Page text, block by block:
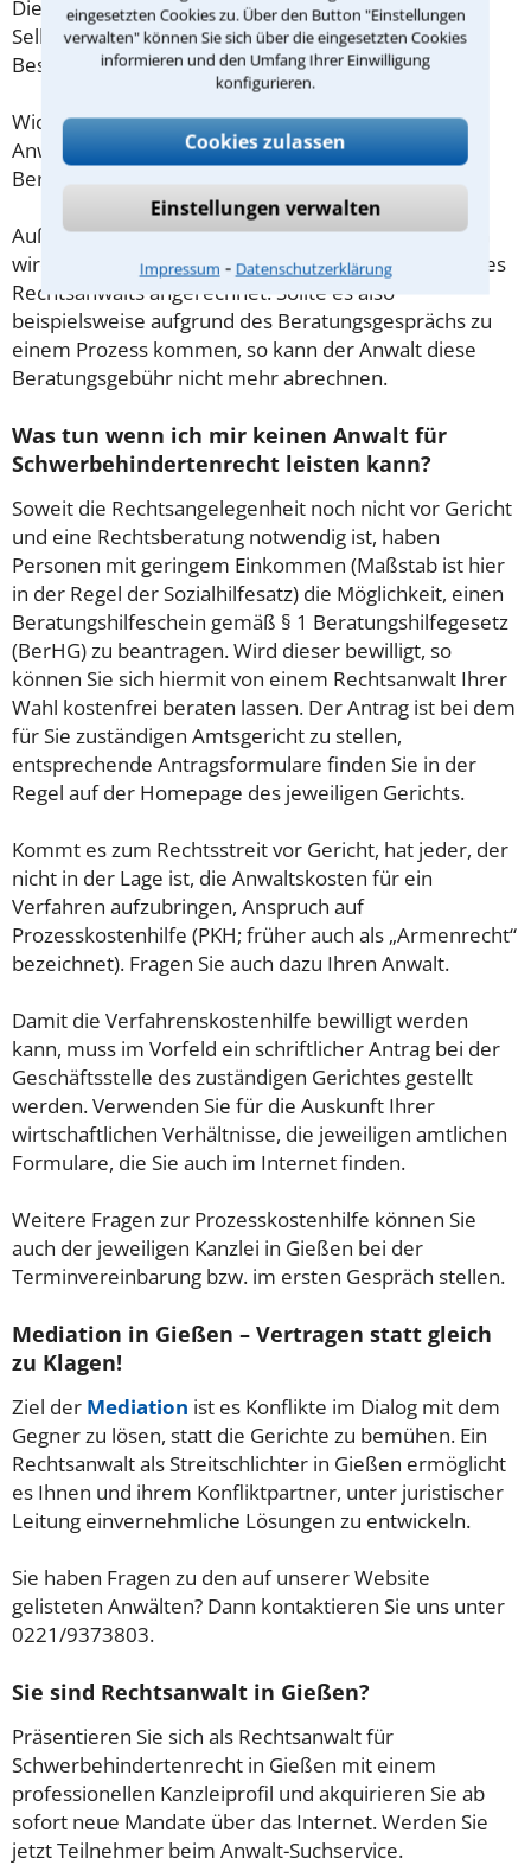
eingesetzten Cookies zu. Über den Button "Einstellungen
verwalten" können Sie sich über die eingesetzten Cookies
informieren und den Umfang Ihrer Einwilligung
konfigurieren.
Cookies zulassen
Einstellungen verwalten
Impressum ⁃ Datenschutzerklärung
Diese Regelung gilt jedoch nur für Verbraucher. Für
Selbstständige oder Freiberufler gilt diese
Beschränkung nicht.
Wichtig daher: Klären Sie die Kostenfrage mit Ihrem
Anwalt aus Gießen schon zu Beginn der ersten
Beratung.
Außerdem gut zu wissen: Gemäß § 34 Absatz 2 RVG
wird die Beratungsgebühr auf weitere Tätigkeiten des
Rechtsanwalts angerechnet. Sollte es also
beispielsweise aufgrund des Beratungsgesprächs zu
einem Prozess kommen, so kann der Anwalt diese
Beratungsgebühr nicht mehr abrechnen.
Was tun wenn ich mir keinen Anwalt für
Schwerbehindertenrecht leisten kann?
Soweit die Rechtsangelegenheit noch nicht vor Gericht
und eine Rechtsberatung notwendig ist, haben
Personen mit geringem Einkommen (Maßstab ist hier
in der Regel der Sozialhilfesatz) die Möglichkeit, einen
Beratungshilfeschein gemäß § 1 Beratungshilfegesetz
(BerHG) zu beantragen. Wird dieser bewilligt, so
können Sie sich hiermit von einem Rechtsanwalt Ihrer
Wahl kostenfrei beraten lassen. Der Antrag ist bei dem
für Sie zuständigen Amtsgericht zu stellen,
entsprechende Antragsformulare finden Sie in der
Regel auf der Homepage des jeweiligen Gerichts.
Kommt es zum Rechtsstreit vor Gericht, hat jeder, der
nicht in der Lage ist, die Anwaltskosten für ein
Verfahren aufzubringen, Anspruch auf
Prozesskostenhilfe (PKH; früher auch als „Armenrecht“
bezeichnet). Fragen Sie auch dazu Ihren Anwalt.
Damit die Verfahrenskostenhilfe bewilligt werden
kann, muss im Vorfeld ein schriftlicher Antrag bei der
Geschäftsstelle des zuständigen Gerichtes gestellt
werden. Verwenden Sie für die Auskunft Ihrer
wirtschaftlichen Verhältnisse, die jeweiligen amtlichen
Formulare, die Sie auch im Internet finden.
Weitere Fragen zur Prozesskostenhilfe können Sie
auch der jeweiligen Kanzlei in Gießen bei der
Terminvereinbarung bzw. im ersten Gespräch stellen.
Mediation in Gießen – Vertragen statt gleich
zu Klagen!
Ziel der Mediation ist es Konflikte im Dialog mit dem
Gegner zu lösen, statt die Gerichte zu bemühen. Ein
Rechtsanwalt als Streitschlichter in Gießen ermöglicht
es Ihnen und ihrem Konfliktpartner, unter juristischer
Leitung einvernehmliche Lösungen zu entwickeln.
Sie haben Fragen zu den auf unserer Website
gelisteten Anwälten? Dann kontaktieren Sie uns unter
0221/9373803.
Sie sind Rechtsanwalt in Gießen?
Präsentieren Sie sich als Rechtsanwalt für
Schwerbehindertenrecht in Gießen mit einem
professionellen Kanzleiprofil und akquirieren Sie ab
sofort neue Mandate über das Internet. Werden Sie
jetzt Teilnehmer beim Anwalt-Suchservice.